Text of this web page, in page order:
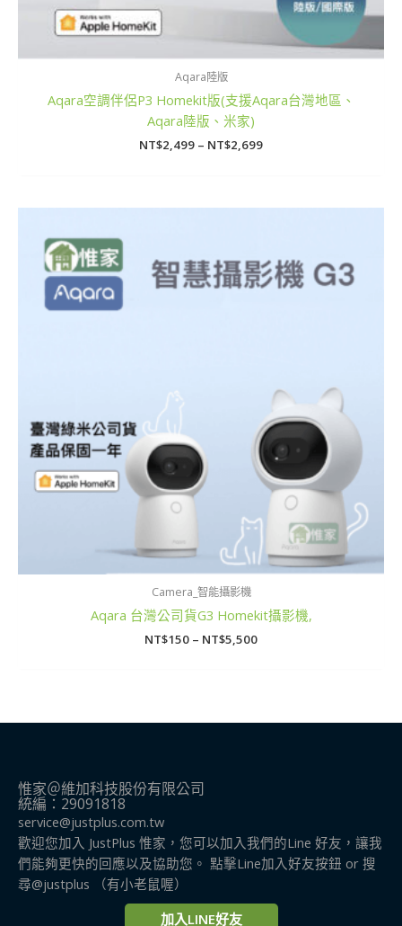
Aqara陸版
Aqara空調伴侶P3 Homekit版(支援Aqara台灣地區、
Aqara陸版、米家)
NT$2,499 – NT$2,699
Camera_智能攝影機
Aqara 台灣公司貨G3 Homekit攝影機,
NT$150 – NT$5,500
圍：
NT$150
到
惟家＠維加科技股份有限公司
統編：29091818
service@justplus.com.tw
歡迎您加入 JustPlus 惟家，您可以加入我們的Line 好友，讓我
們能夠更快的回應以及協助您。 點擊Line加入好友按鈕 or 搜
尋@justplus​ （有小老鼠喔）
加入LINE好友